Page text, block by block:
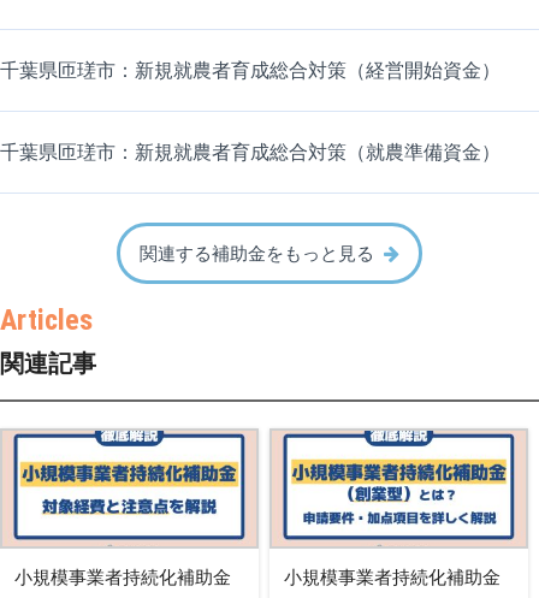
千葉県匝瑳市：新規就農者育成総合対策（経営開始資金）
千葉県匝瑳市：新規就農者育成総合対策（就農準備資金）
関連する補助金をもっと見る
関連記事
小規模事業者持続化補助金
小規模事業者持続化補助金